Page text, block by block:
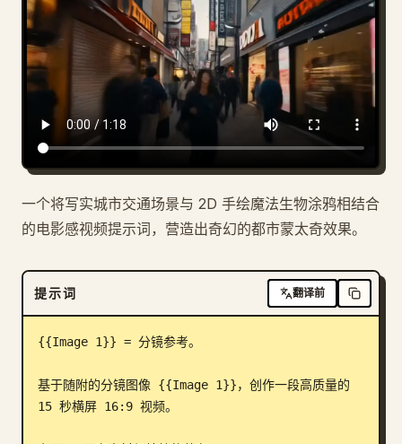
提示词
下载
博客
更新
一个将写实城市交通场景与 2D 手绘魔法生物涂鸦相结合
的电影感视频提示词，营造出奇幻的都市蒙太奇效果。
提示词 翻译前
{{Image 1}} = 分镜参考。
基于随附的分镜图像 {{Image 1}}，创作一段高质量的
15 秒横屏 16:9 视频。